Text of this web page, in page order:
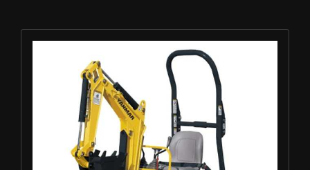
Louer Mini pelle 1T - Yanmar SV 08